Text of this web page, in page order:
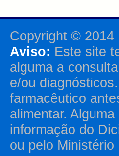
Copyright © 2014
Aviso: Este site
alguma a
e/ou
farmacêutico
alimentar.
informação do
ou pelo